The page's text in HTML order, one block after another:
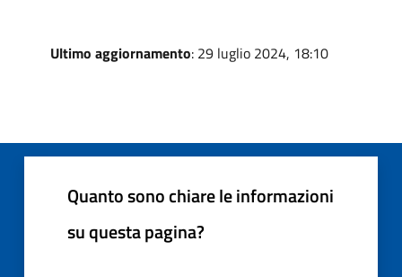
Ultimo aggiornamento: 29 luglio 2024, 18:10
Quanto sono chiare le informazioni
su questa pagina?